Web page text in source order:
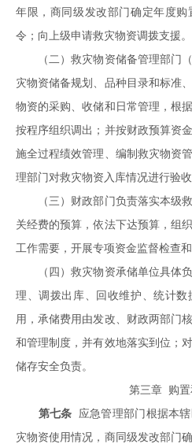
年限，商同级发改部门确定年度
令；向上级申请救灾物资调拨支援。
（二）救灾物资储备管理部门（
灾物资储备规划、品种目录和标准
物资的采购、收储和日常管理，根
按程序组织调出；并按财政预算资
施全过程绩效管理、编制救灾物资
理部门对救灾物资入库情况进行验收
（三）财政部门负责落实本级救
关经费的预算，依法下达预算，组
工作需要，开展专项资金监督检查
（四）救灾物资承储单位具体负
理、调拨出库、回收维护、统计
用，承储费用由发改、财政两部门
和管理制度，并有效地落实到位；
储存安全负责。
第三章 购置
第七条 应急管理部门根据本
灾物资使用情况，商同级发改部门